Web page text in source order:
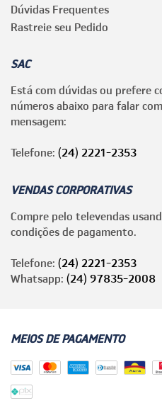
Dúvidas Frequentes
Rastreie seu Pedido
SAC
Está com dúvidas ou prefere
números abaixo para falar
mensagem:
Telefone: (24) 2221-2353
VENDAS CORPORATIVAS
Compre pelo televendas
condições de pagamento.
Telefone: (24) 2221-2353
Whatsapp: (24) 97835-2008
MEIOS DE PAGAMENTO